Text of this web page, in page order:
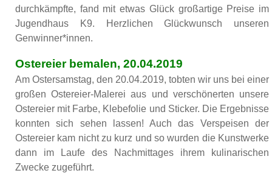
durchkämpfte, fand mit etwas Glück großartige Preise im
Jugendhaus K9. Herzlichen Glückwunsch unseren
Genwinner*innen.
Ostereier bemalen, 20.04.2019
Am Ostersamstag, den 20.04.2019, tobten wir uns bei einer
großen Ostereier-Malerei aus und verschönerten unsere
Ostereier mit Farbe, Klebefolie und Sticker. Die Ergebnisse
konnten sich sehen lassen! Auch das Verspeisen der
Ostereier kam nicht zu kurz und so wurden die Kunstwerke
dann im Laufe des Nachmittages ihrem kulinarischen
Zwecke zugeführt.